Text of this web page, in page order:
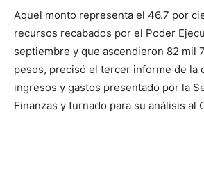
Aquel monto representa el 46.7 por
recursos recabados por el Poder
septiembre y que ascendieron 82 mil
pesos, precisó el tercer informe de la
ingresos y gastos presentado por la
Finanzas y turnado para su análisis al